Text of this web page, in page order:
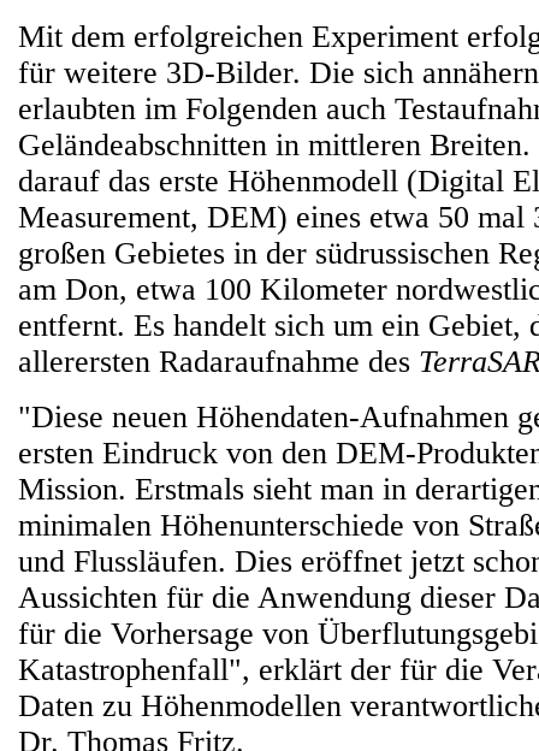
Mit dem erfolgreichen Experiment
für weitere 3D-Bilder. Die sich
erlaubten im Folgenden auch
Geländeabschnitten in mittleren Breiten.
darauf das erste Höhenmodell (Digital
Measurement, DEM) eines etwa 50 mal
großen Gebietes in der südrussischen
am Don, etwa 100 Kilometer
entfernt. Es handelt sich um ein Gebiet,
allerersten Radaraufnahme des
"Diese neuen Höhendaten-Aufnahmen
ersten Eindruck von den DEM-
Mission. Erstmals sieht man in
minimalen Höhenunterschiede von
und Flussläufen. Dies eröffnet jetzt
Aussichten für die Anwendung dieser
für die Vorhersage von
Katastrophenfall", erklärt der für die
Daten zu Höhenmodellen
Dr. Thomas Fritz.